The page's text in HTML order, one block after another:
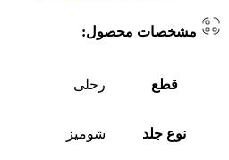
مشخصات محصول:
قطع رحلی
نوع جلد شومیز